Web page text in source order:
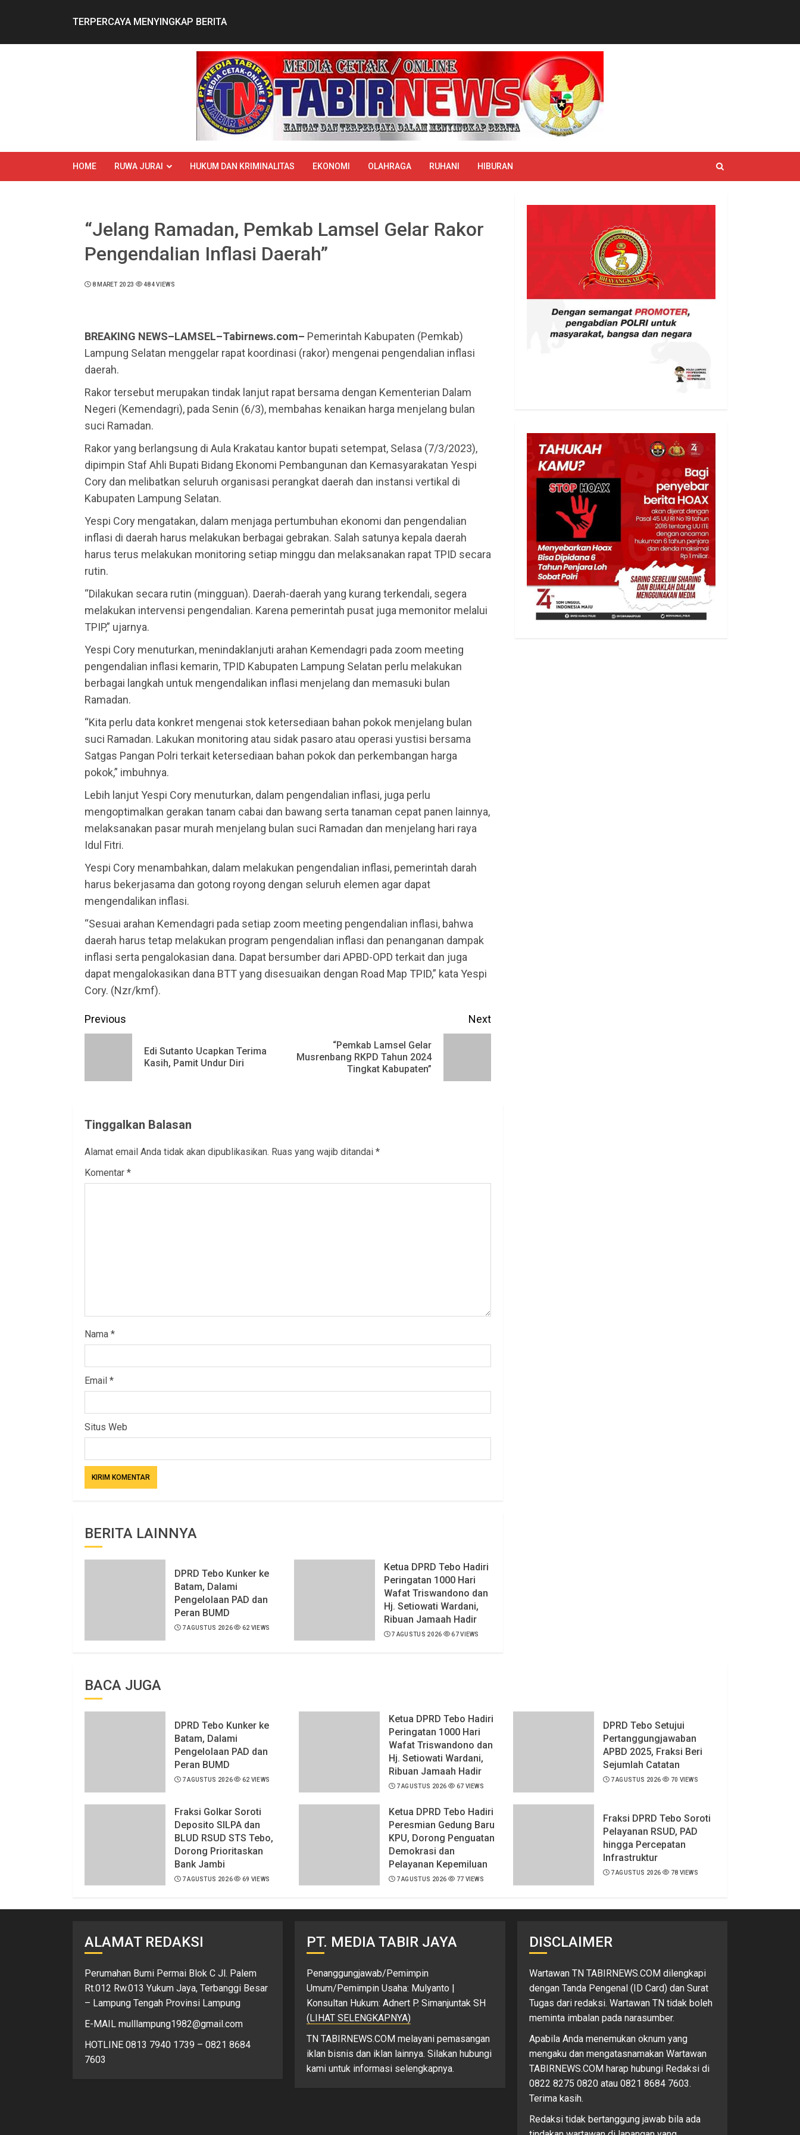
TERPERCAYA MENYINGKAP BERITA
HOME RUWA JURAI HUKUM DAN KRIMINALITAS EKONOMI OLAHRAGA RUHANI HIBURAN
“Jelang Ramadan, Pemkab Lamsel Gelar Rakor
Pengendalian Inflasi Daerah”
8 MARET 2023 484 VIEWS
BREAKING NEWS–LAMSEL–Tabirnews.com– Pemerintah Kabupaten (Pemkab)
Lampung Selatan menggelar rapat koordinasi (rakor) mengenai pengendalian inflasi
daerah.
Rakor tersebut merupakan tindak lanjut rapat bersama dengan Kementerian Dalam
Negeri (Kemendagri), pada Senin (6/3), membahas kenaikan harga menjelang bulan
suci Ramadan.
Rakor yang berlangsung di Aula Krakatau kantor bupati setempat, Selasa (7/3/2023),
dipimpin Staf Ahli Bupati Bidang Ekonomi Pembangunan dan Kemasyarakatan Yespi
Cory dan melibatkan seluruh organisasi perangkat daerah dan instansi vertikal di
Kabupaten Lampung Selatan.
Yespi Cory mengatakan, dalam menjaga pertumbuhan ekonomi dan pengendalian
inflasi di daerah harus melakukan berbagai gebrakan. Salah satunya kepala daerah
harus terus melakukan monitoring setiap minggu dan melaksanakan rapat TPID secara
rutin.
“Dilakukan secara rutin (mingguan). Daerah-daerah yang kurang terkendali, segera
melakukan intervensi pengendalian. Karena pemerintah pusat juga memonitor melalui
TPIP,” ujarnya.
Yespi Cory menuturkan, menindaklanjuti arahan Kemendagri pada zoom meeting
pengendalian inflasi kemarin, TPID Kabupaten Lampung Selatan perlu melakukan
berbagai langkah untuk mengendalikan inflasi menjelang dan memasuki bulan
Ramadan.
“Kita perlu data konkret mengenai stok ketersediaan bahan pokok menjelang bulan
suci Ramadan. Lakukan monitoring atau sidak pasaro atau operasi yustisi bersama
Satgas Pangan Polri terkait ketersediaan bahan pokok dan perkembangan harga
pokok,” imbuhnya.
Lebih lanjut Yespi Cory menuturkan, dalam pengendalian inflasi, juga perlu
mengoptimalkan gerakan tanam cabai dan bawang serta tanaman cepat panen lainnya,
melaksanakan pasar murah menjelang bulan suci Ramadan dan menjelang hari raya
Idul Fitri.
Yespi Cory menambahkan, dalam melakukan pengendalian inflasi, pemerintah darah
harus bekerjasama dan gotong royong dengan seluruh elemen agar dapat
mengendalikan inflasi.
“Sesuai arahan Kemendagri pada setiap zoom meeting pengendalian inflasi, bahwa
daerah harus tetap melakukan program pengendalian inflasi dan penanganan dampak
inflasi serta pengalokasian dana. Dapat bersumber dari APBD-OPD terkait dan juga
dapat mengalokasikan dana BTT yang disesuaikan dengan Road Map TPID,” kata Yespi
Cory. (Nzr/kmf).
Continue
Previous
Previous
Edi Sutanto Ucapkan Terima
Kasih, Pamit Undur Diri
Next
Next
“Pemkab Lamsel Gelar
Musrenbang RKPD Tahun 2024
Tingkat Kabupaten”
Tinggalkan Balasan
Alamat email Anda tidak akan dipublikasikan. Ruas yang wajib ditandai *
Komentar *
Nama *
Email *
Situs Web
BERITA LAINNYA
DPRD Tebo Kunker ke
Batam, Dalami
Pengelolaan PAD dan
Peran BUMD
7 AGUSTUS 2026 62 VIEWS
Ketua DPRD Tebo Hadiri
Peringatan 1000 Hari
Wafat Triswandono dan
Hj. Setiowati Wardani,
Ribuan Jamaah Hadir
7 AGUSTUS 2026 67 VIEWS
BACA JUGA
DPRD Tebo Kunker ke
Batam, Dalami
Pengelolaan PAD dan
Peran BUMD
7 AGUSTUS 2026 62 VIEWS
Ketua DPRD Tebo Hadiri
Peringatan 1000 Hari
Wafat Triswandono dan
Hj. Setiowati Wardani,
Ribuan Jamaah Hadir
7 AGUSTUS 2026 67 VIEWS
DPRD Tebo Setujui
Pertanggungjawaban
APBD 2025, Fraksi Beri
Sejumlah Catatan
7 AGUSTUS 2026 70 VIEWS
Fraksi Golkar Soroti
Deposito SILPA dan
BLUD RSUD STS Tebo,
Dorong Prioritaskan
Bank Jambi
7 AGUSTUS 2026 69 VIEWS
Ketua DPRD Tebo Hadiri
Peresmian Gedung Baru
KPU, Dorong Penguatan
Demokrasi dan
Pelayanan Kepemiluan
7 AGUSTUS 2026 77 VIEWS
Fraksi DPRD Tebo Soroti
Pelayanan RSUD, PAD
hingga Percepatan
Infrastruktur
7 AGUSTUS 2026 78 VIEWS
ALAMAT REDAKSI
Perumahan Bumi Permai Blok C Jl. Palem
Rt.012 Rw.013 Yukum Jaya, Terbanggi Besar
– Lampung Tengah Provinsi Lampung
E-MAIL mulllampung1982@gmail.com
HOTLINE 0813 7940 1739 – 0821 8684
7603
PT. MEDIA TABIR JAYA
Penanggungjawab/Pemimpin
Umum/Pemimpin Usaha: Mulyanto |
Konsultan Hukum: Adnert P. Simanjuntak SH
(LIHAT SELENGKAPNYA)
TN TABIRNEWS.COM melayani pemasangan
iklan bisnis dan iklan lainnya. Silakan hubungi
kami untuk informasi selengkapnya.
DISCLAIMER
Wartawan TN TABIRNEWS.COM dilengkapi
dengan Tanda Pengenal (ID Card) dan Surat
Tugas dari redaksi. Wartawan TN tidak boleh
meminta imbalan pada narasumber.
Apabila Anda menemukan oknum yang
mengaku dan mengatasnamakan Wartawan
TABIRNEWS.COM harap hubungi Redaksi di
0822 8275 0820 atau 0821 8684 7603.
Terima kasih.
Redaksi tidak bertanggung jawab bila ada